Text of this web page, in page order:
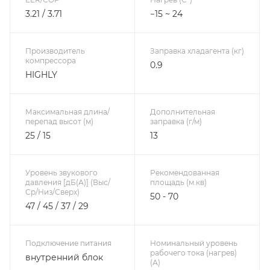
3.21 / 3.71 −15 ~ 24
Производитель
компрессора
HIGHLY
Заправка хладагента (кг)
0.9
Максимальная длина/
перепад высот (м)
25 / 15
Дополнительная
заправка (г/м)
13
Уровень звукового
давления [дБ(А)] (Выс/
Ср/Низ/Сверх)
47 / 45 / 37 / 29
Рекомендованная
площадь (м.кв)
50 - 70
Подключение питания
внутренний блок
Номинальный уровень
рабочего тока (нагрев)
(А)